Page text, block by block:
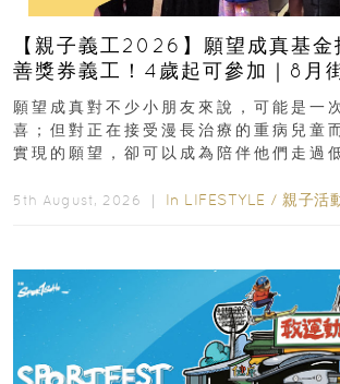
【親子義工2026】願望成真基
善獎券義工！4歲起可參加｜8月
新界
願望成真對不少小朋友來說，可能是一
喜；但對正在接受漫長治療的重病兒童
實現的願望，卻可以成為陪伴他們走過
5th August, 2026 ｜ In LIFESTYLE / 親子活